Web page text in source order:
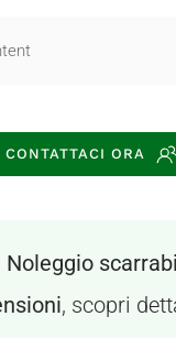
CONTATTACI ORA
Noleggio
, scopri